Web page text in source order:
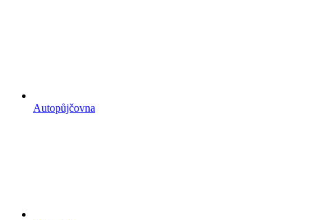
Autopůjčovna